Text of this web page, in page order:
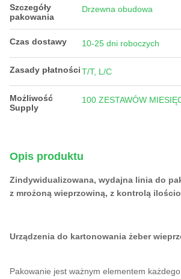
Szczegóły
pakowania
Drzewna obudowa
Czas dostawy 10-25 dni roboczych
Zasady płatnościT/T, L/C
Możliwość
Supply
100 ZESTAWÓW
Opis produktu
Zindywidualizowana, wydajna linia do
z mrożoną wieprzowiną, z kontrolą
Urządzenia do kartonowania żeber
Pakowanie jest ważnym elementem